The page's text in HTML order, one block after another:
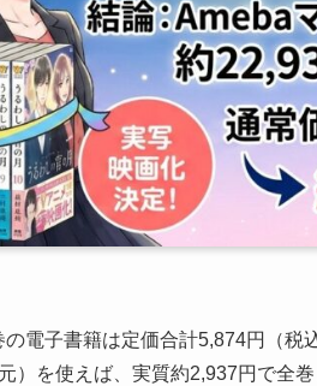
の電子書籍は定価合計5,874円（
）を使えば、実質約2,937円で全